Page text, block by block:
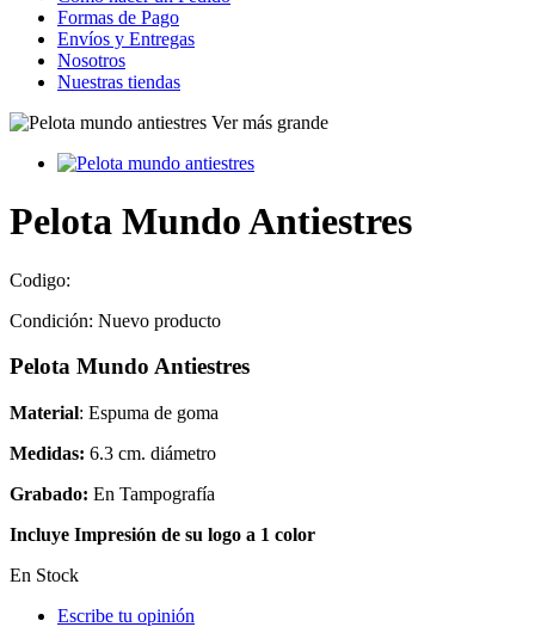
Formas de Pago
Envíos y Entregas
Nosotros
Nuestras tiendas
Ver más grande
Pelota Mundo Antiestres
Codigo:
Condición: Nuevo producto
Pelota Mundo Antiestres
Material: Espuma de goma
Medidas: 6.3 cm. diámetro
Grabado: En Tampografía
Incluye Impresión de su logo a 1 color
En Stock
Escribe tu opinión